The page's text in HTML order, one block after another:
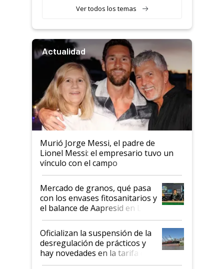
Ver todos los temas
Actualidad
Murió Jorge Messi, el padre de
Lionel Messi: el empresario tuvo un
vínculo con el campo
Mercado de granos, qué pasa
con los envases fitosanitarios y
el balance de Aapresid en La
Posta
Oficializan la suspensión de la
desregulación de prácticos y
hay novedades en la tarifa de
la hidrovía